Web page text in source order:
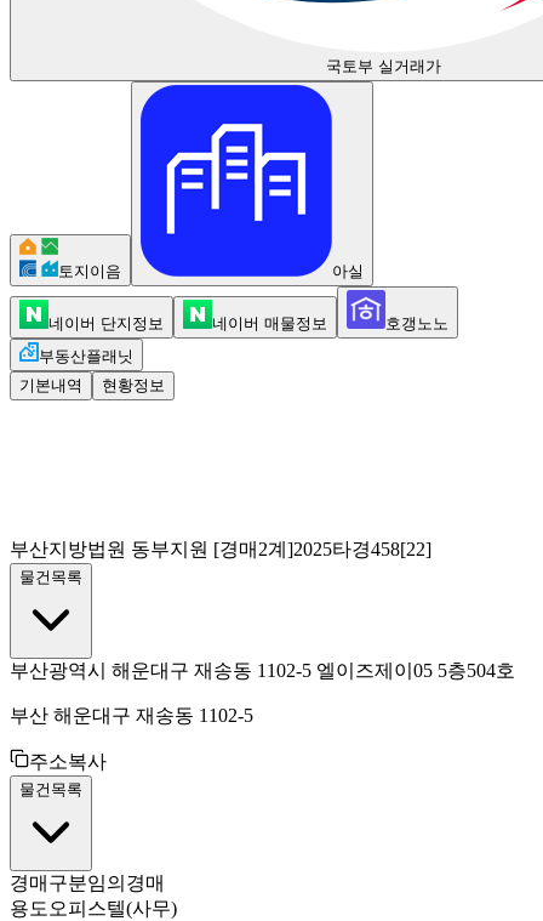
국토부 실거래가
토지이음 아실
네이버 단지정보 네이버 매물정보
호갱노노
부동산플래닛
기본내역
현황정보
부산지방법원 동부지원 [경매2계]2025타경458[22]
물건목록
부산광역시 해운대구 재송동 1102-5 엘이즈제이05 5층504호
부산 해운대구 재송동 1102-5
주소복사
물건목록
경매구분임의경매
용도 오피스텔(사무)